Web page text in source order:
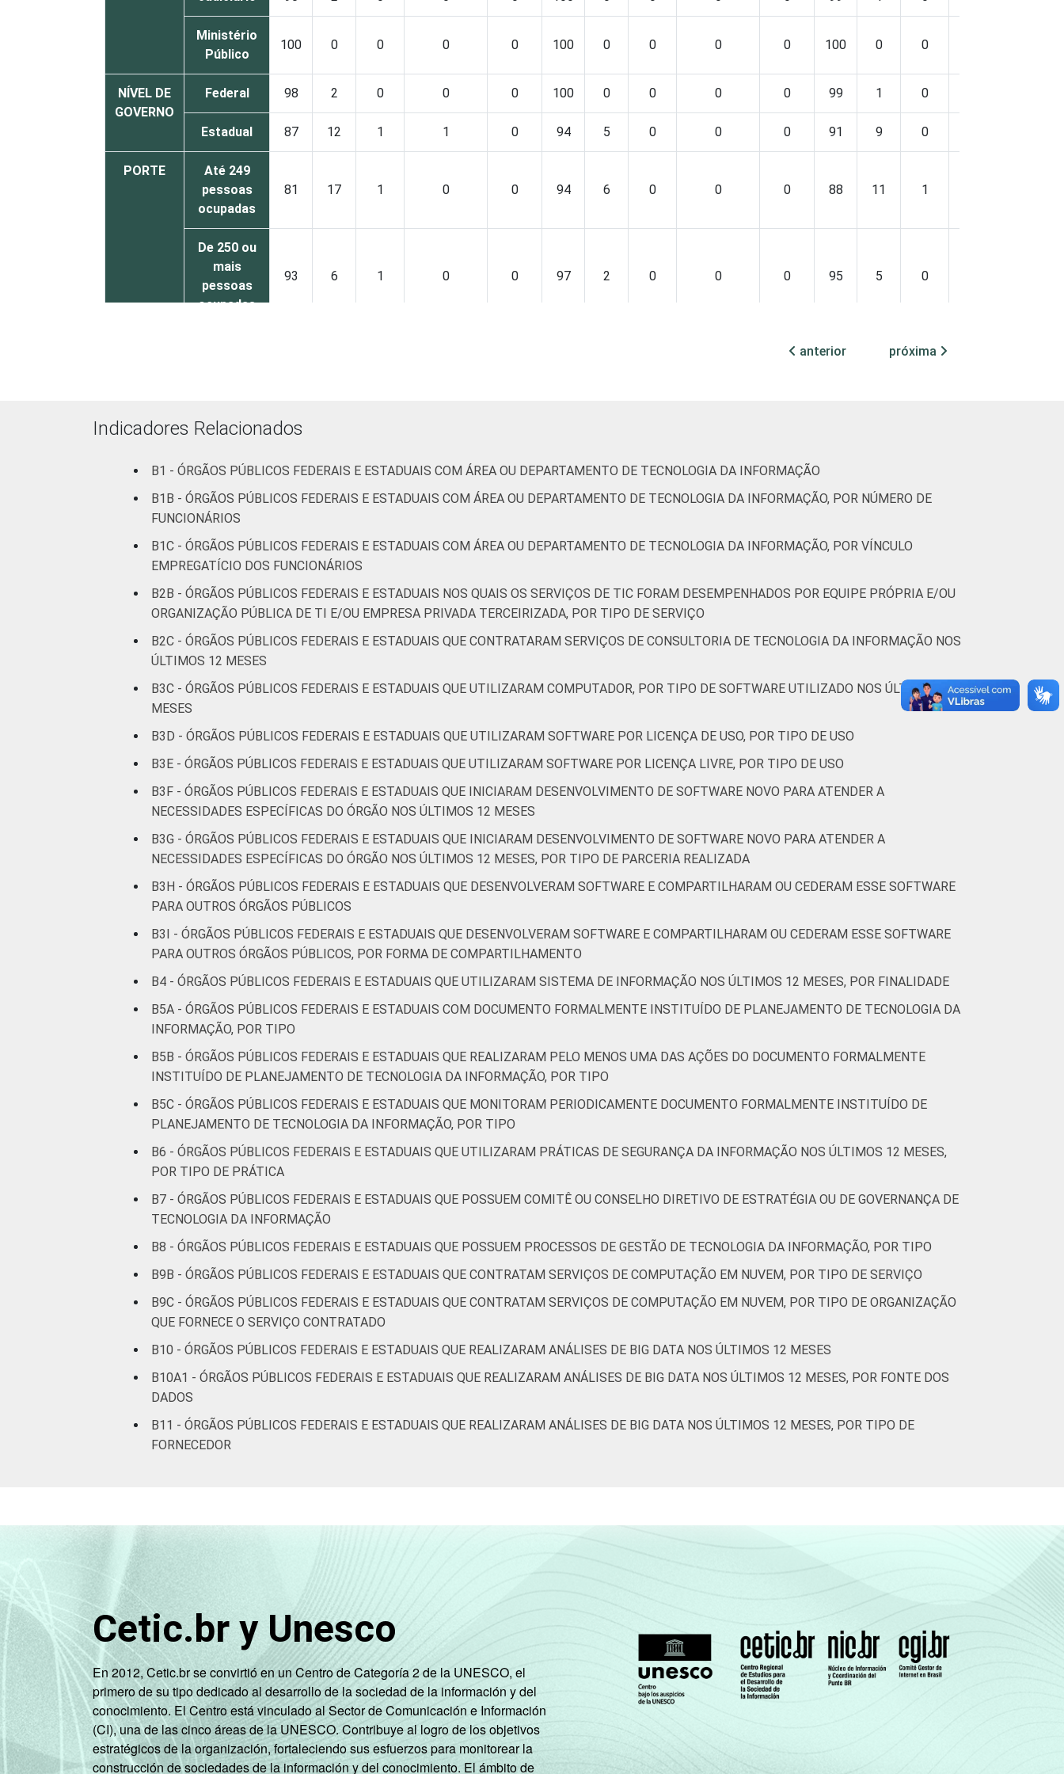
Ministério
Público
100 0 0 0 0 100 0 0 0 0 100 0 0
NÍVEL DE
GOVERNO
Federal 98 2 0 0 0 100 0 0 0 0 99 1 0
Estadual 87 12 1 1 0 94 5 0 0 0 91 9 0
PORTE
Até 249
pessoas
ocupadas
81 17 1 0 0 94 6 0 0 0 88 11 1
De 250 ou
mais
pessoas
ocupadas
93 6 1 0 0 97 2 0 0 0 95 5 0
0 86 2
tecnologias de informação e comunicação no setor público brasileiro - TIC Governo Eletrônico 2019.
anterior próxima
Indicadores Relacionados
B1 - ÓRGÃOS PÚBLICOS FEDERAIS E ESTADUAIS COM ÁREA OU DEPARTAMENTO DE TECNOLOGIA DA INFORMAÇÃO
B1B - ÓRGÃOS PÚBLICOS FEDERAIS E ESTADUAIS COM ÁREA OU DEPARTAMENTO DE TECNOLOGIA DA INFORMAÇÃO, POR NÚMERO DE
FUNCIONÁRIOS
B1C - ÓRGÃOS PÚBLICOS FEDERAIS E ESTADUAIS COM ÁREA OU DEPARTAMENTO DE TECNOLOGIA DA INFORMAÇÃO, POR VÍNCULO
EMPREGATÍCIO DOS FUNCIONÁRIOS
B2B - ÓRGÃOS PÚBLICOS FEDERAIS E ESTADUAIS NOS QUAIS OS SERVIÇOS DE TIC FORAM DESEMPENHADOS POR EQUIPE PRÓPRIA E/OU
ORGANIZAÇÃO PÚBLICA DE TI E/OU EMPRESA PRIVADA TERCEIRIZADA, POR TIPO DE SERVIÇO
B2C - ÓRGÃOS PÚBLICOS FEDERAIS E ESTADUAIS QUE CONTRATARAM SERVIÇOS DE CONSULTORIA DE TECNOLOGIA DA INFORMAÇÃO NOS
ÚLTIMOS 12 MESES
B3C - ÓRGÃOS PÚBLICOS FEDERAIS E ESTADUAIS QUE UTILIZARAM COMPUTADOR, POR TIPO DE SOFTWARE UTILIZADO NOS ÚLTIMOS 12
MESES
B3D - ÓRGÃOS PÚBLICOS FEDERAIS E ESTADUAIS QUE UTILIZARAM SOFTWARE POR LICENÇA DE USO, POR TIPO DE USO
B3E - ÓRGÃOS PÚBLICOS FEDERAIS E ESTADUAIS QUE UTILIZARAM SOFTWARE POR LICENÇA LIVRE, POR TIPO DE USO
B3F - ÓRGÃOS PÚBLICOS FEDERAIS E ESTADUAIS QUE INICIARAM DESENVOLVIMENTO DE SOFTWARE NOVO PARA ATENDER A
NECESSIDADES ESPECÍFICAS DO ÓRGÃO NOS ÚLTIMOS 12 MESES
B3G - ÓRGÃOS PÚBLICOS FEDERAIS E ESTADUAIS QUE INICIARAM DESENVOLVIMENTO DE SOFTWARE NOVO PARA ATENDER A
NECESSIDADES ESPECÍFICAS DO ÓRGÃO NOS ÚLTIMOS 12 MESES, POR TIPO DE PARCERIA REALIZADA
B3H - ÓRGÃOS PÚBLICOS FEDERAIS E ESTADUAIS QUE DESENVOLVERAM SOFTWARE E COMPARTILHARAM OU CEDERAM ESSE SOFTWARE
PARA OUTROS ÓRGÃOS PÚBLICOS
B3I - ÓRGÃOS PÚBLICOS FEDERAIS E ESTADUAIS QUE DESENVOLVERAM SOFTWARE E COMPARTILHARAM OU CEDERAM ESSE SOFTWARE
PARA OUTROS ÓRGÃOS PÚBLICOS, POR FORMA DE COMPARTILHAMENTO
B4 - ÓRGÃOS PÚBLICOS FEDERAIS E ESTADUAIS QUE UTILIZARAM SISTEMA DE INFORMAÇÃO NOS ÚLTIMOS 12 MESES, POR FINALIDADE
B5A - ÓRGÃOS PÚBLICOS FEDERAIS E ESTADUAIS COM DOCUMENTO FORMALMENTE INSTITUÍDO DE PLANEJAMENTO DE TECNOLOGIA DA
INFORMAÇÃO, POR TIPO
B5B - ÓRGÃOS PÚBLICOS FEDERAIS E ESTADUAIS QUE REALIZARAM PELO MENOS UMA DAS AÇÕES DO DOCUMENTO FORMALMENTE
INSTITUÍDO DE PLANEJAMENTO DE TECNOLOGIA DA INFORMAÇÃO, POR TIPO
B5C - ÓRGÃOS PÚBLICOS FEDERAIS E ESTADUAIS QUE MONITORAM PERIODICAMENTE DOCUMENTO FORMALMENTE INSTITUÍDO DE
PLANEJAMENTO DE TECNOLOGIA DA INFORMAÇÃO, POR TIPO
B6 - ÓRGÃOS PÚBLICOS FEDERAIS E ESTADUAIS QUE UTILIZARAM PRÁTICAS DE SEGURANÇA DA INFORMAÇÃO NOS ÚLTIMOS 12 MESES,
POR TIPO DE PRÁTICA
B7 - ÓRGÃOS PÚBLICOS FEDERAIS E ESTADUAIS QUE POSSUEM COMITÊ OU CONSELHO DIRETIVO DE ESTRATÉGIA OU DE GOVERNANÇA DE
TECNOLOGIA DA INFORMAÇÃO
B8 - ÓRGÃOS PÚBLICOS FEDERAIS E ESTADUAIS QUE POSSUEM PROCESSOS DE GESTÃO DE TECNOLOGIA DA INFORMAÇÃO, POR TIPO
B9B - ÓRGÃOS PÚBLICOS FEDERAIS E ESTADUAIS QUE CONTRATAM SERVIÇOS DE COMPUTAÇÃO EM NUVEM, POR TIPO DE SERVIÇO
B9C - ÓRGÃOS PÚBLICOS FEDERAIS E ESTADUAIS QUE CONTRATAM SERVIÇOS DE COMPUTAÇÃO EM NUVEM, POR TIPO DE ORGANIZAÇÃO
QUE FORNECE O SERVIÇO CONTRATADO
B10 - ÓRGÃOS PÚBLICOS FEDERAIS E ESTADUAIS QUE REALIZARAM ANÁLISES DE BIG DATA NOS ÚLTIMOS 12 MESES
B10A1 - ÓRGÃOS PÚBLICOS FEDERAIS E ESTADUAIS QUE REALIZARAM ANÁLISES DE BIG DATA NOS ÚLTIMOS 12 MESES, POR FONTE DOS
DADOS
B11 - ÓRGÃOS PÚBLICOS FEDERAIS E ESTADUAIS QUE REALIZARAM ANÁLISES DE BIG DATA NOS ÚLTIMOS 12 MESES, POR TIPO DE
FORNECEDOR
Cetic.br y Unesco
En 2012, Cetic.br se convirtió en un Centro de Categoría 2 de la UNESCO, el
primero de su tipo dedicado al desarrollo de la sociedad de la información y del
conocimiento. El Centro está vinculado al Sector de Comunicación e Información
(CI), una de las cinco áreas de la UNESCO. Contribuye al logro de los objetivos
estratégicos de la organización, fortaleciendo sus esfuerzos para monitorear la
construcción de sociedades de la información y del conocimiento. El ámbito de